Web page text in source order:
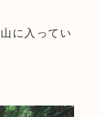
に入ってい